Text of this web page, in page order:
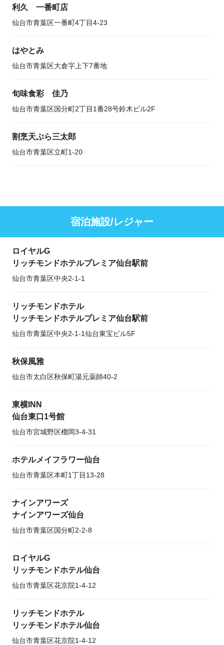
利久 一番町店
仙台市青葉区一番町4丁目4-23
はやとみ
仙台市青葉区大倉字上下7番地
旬味食彩 佳乃
仙台市青葉区国分町2丁目1番28号鈴木ビル2F
割烹天ぷら三太郎
仙台市青葉区立町1-20
宿泊施設/レジャー
ロイヤルG
リッチモンドホテルプレミア仙台駅前
仙台市青葉区中央2-1-1
リッチモンドホテル
リッチモンドホテルプレミア仙台駅前
仙台市青葉区中央2-1-1仙台東宝ビル5F
秋保風雅
仙台市太白区秋保町湯元薬師40-2
東横INN
仙台東口1号館
仙台市宮城野区榴岡3-4-31
ホテルメイフラワー仙台
仙台市青葉区本町1丁目13-28
ナインアワーズ
ナインアワーズ仙台
仙台市青葉区国分町2-2-8
ロイヤルG
リッチモンドホテル仙台
仙台市青葉区花京院1-4-12
リッチモンドホテル
リッチモンドホテル仙台
仙台市青葉区花京院1-4-12